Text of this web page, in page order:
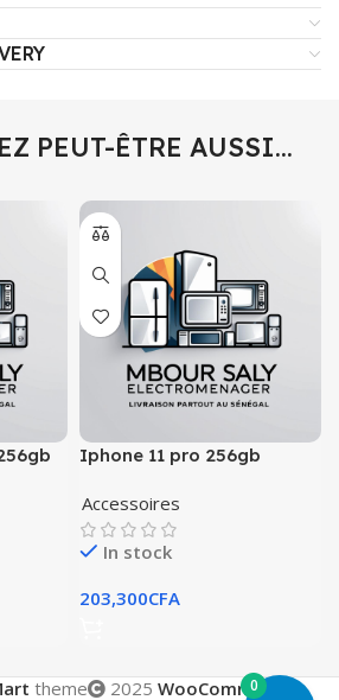
PEUT-ÊTRE AUSSI…
Iphone 11 pro 256gb
Accessoires
In stock
203,300CFA
theme 2025 WooCommerce
0